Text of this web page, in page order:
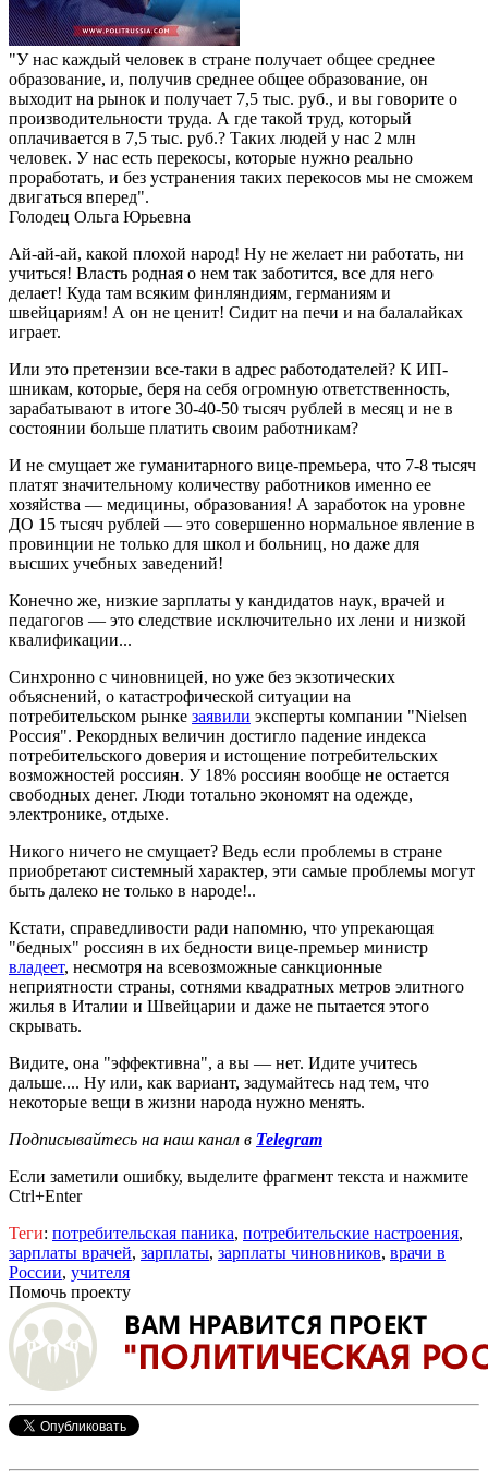
"У нас каждый человек в стране получает общее среднее
образование, и, получив среднее общее образование, он
выходит на рынок и получает 7,5 тыс. руб., и вы говорите о
производительности труда. А где такой труд, который
оплачивается в 7,5 тыс. руб.? Таких людей у нас 2 млн
человек. У нас есть перекосы, которые нужно реально
проработать, и без устранения таких перекосов мы не сможем
двигаться вперед".
Голодец Ольга Юрьевна
Ай-ай-ай, какой плохой народ! Ну не желает ни работать, ни
учиться! Власть родная о нем так заботится, все для него
делает! Куда там всяким финляндиям, германиям и
швейцариям! А он не ценит! Сидит на печи и на балалайках
играет.
Или это претензии все-таки в адрес работодателей? К ИП-
шникам, которые, беря на себя огромную ответственность,
зарабатывают в итоге 30-40-50 тысяч рублей в месяц и не в
состоянии больше платить своим работникам?
И не смущает же гуманитарного вице-премьера, что 7-8 тысяч
платят значительному количеству работников именно ее
хозяйства — медицины, образования! А заработок на уровне
ДО 15 тысяч рублей — это совершенно нормальное явление в
провинции не только для школ и больниц, но даже для
высших учебных заведений!
Конечно же, низкие зарплаты у кандидатов наук, врачей и
педагогов — это следствие исключительно их лени и низкой
квалификации...
Синхронно с чиновницей, но уже без экзотических
объяснений, о катастрофической ситуации на
потребительском рынке заявили эксперты компании "Nielsen
Россия". Рекордных величин достигло падение индекса
потребительского доверия и истощение потребительских
возможностей россиян. У 18% россиян вообще не остается
свободных денег. Люди тотально экономят на одежде,
электронике, отдыхе.
Никого ничего не смущает? Ведь если проблемы в стране
приобретают системный характер, эти самые проблемы могут
быть далеко не только в народе!..
Кстати, справедливости ради напомню, что упрекающая
"бедных" россиян в их бедности вице-премьер министр
владеет, несмотря на всевозможные санкционные
неприятности страны, сотнями квадратных метров элитного
жилья в Италии и Швейцарии и даже не пытается этого
скрывать.
Видите, она "эффективна", а вы — нет. Идите учитесь
дальше.... Ну или, как вариант, задумайтесь над тем, что
некоторые вещи в жизни народа нужно менять.
Подписывайтесь на наш канал в Telegram
Если заметили ошибку, выделите фрагмент текста и нажмите
Ctrl+Enter
Теги: потребительская паника, потребительские настроения,
зарплаты врачей, зарплаты, зарплаты чиновников, врачи в
России, учителя
Помочь проекту